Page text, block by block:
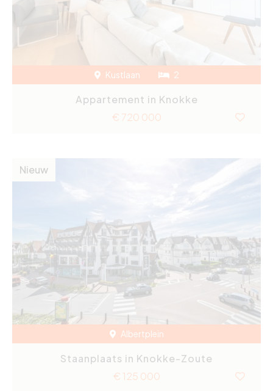
Kustlaan 2
Appartement in Knokke
€ 720 000
Nieuw
Albertplein
Staanplaats in Knokke-Zoute
€ 125 000